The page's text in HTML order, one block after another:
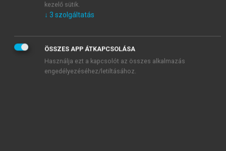
kezelő sütik.
↓ 3 szolgáltatás
ÖSSZES APP ÁTKAPCSOLÁSA
Használja ezt a kapcsolót az összes alkalmazás
engedélyezéséhez/letiltásához.